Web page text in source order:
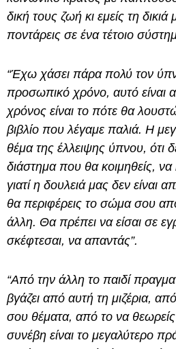
δική τους ζωή κι εμείς τη
ποντάρεις σε ένα τέτοιο
“Έχω χάσει πάρα πολύ τον
προσωπικό χρόνο, αυτό είναι
χρόνος είναι το πότε θα
βιβλίο που λέγαμε παλιά. Η
θέμα της έλλειψης ύπνου, ότι
διάστημα που θα κοιμηθείς, να
γιατί η δουλειά μας δεν είναι
θα περιφέρεις το σώμα σου
άλλη. Θα πρέπει να είσαι σε
σκέφτεσαι, να απαντάς”.
“Από την άλλη το παιδί
βγάζει από αυτή τη μιζέρια,
σου θέματα, από το να
συνέβη είναι το μεγαλύτερο